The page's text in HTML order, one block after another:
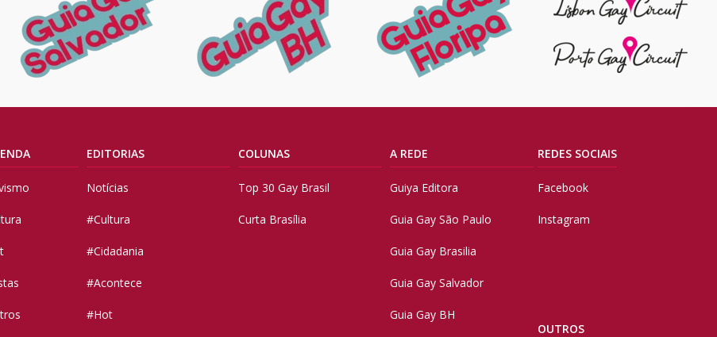
EDITORIAS
Notícias
#Cultura
#Cidadania
#Acontece
#Hot
COLUNAS
Top 30 Gay Brasil
Curta Brasília
A REDE
Guiya Editora
Guia Gay São Paulo
Guia Gay Brasilia
Guia Gay Salvador
Guia Gay BH
REDES SOCIAIS
Facebook
Instagram
OUTROS